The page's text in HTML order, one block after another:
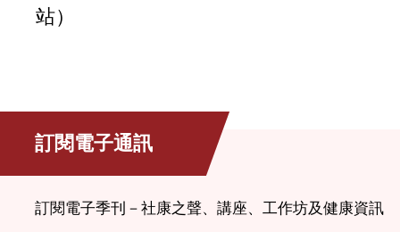
站）
訂閱電子通訊
訂閱電子季刊－社康之聲、講座、工作坊及健康資訊